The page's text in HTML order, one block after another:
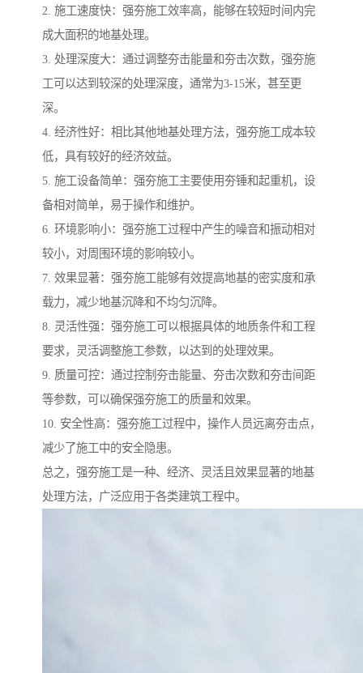
2. 施工速度快：强夯施工效率高，能够在较短时间内完
成大面积的地基处理。
3. 处理深度大：通过调整夯击能量和夯击次数，强夯施
工可以达到较深的处理深度，通常为3-15米，甚至更
深。
4. 经济性好：相比其他地基处理方法，强夯施工成本较
低，具有较好的经济效益。
5. 施工设备简单：强夯施工主要使用夯锤和起重机，设
备相对简单，易于操作和维护。
6. 环境影响小：强夯施工过程中产生的噪音和振动相对
较小，对周围环境的影响较小。
7. 效果显著：强夯施工能够有效提高地基的密实度和承
载力，减少地基沉降和不均匀沉降。
8. 灵活性强：强夯施工可以根据具体的地质条件和工程
要求，灵活调整施工参数，以达到的处理效果。
9. 质量可控：通过控制夯击能量、夯击次数和夯击间距
等参数，可以确保强夯施工的质量和效果。
10. 安全性高：强夯施工过程中，操作人员远离夯击点，
减少了施工中的安全隐患。
总之，强夯施工是一种、经济、灵活且效果显著的地基
处理方法，广泛应用于各类建筑工程中。